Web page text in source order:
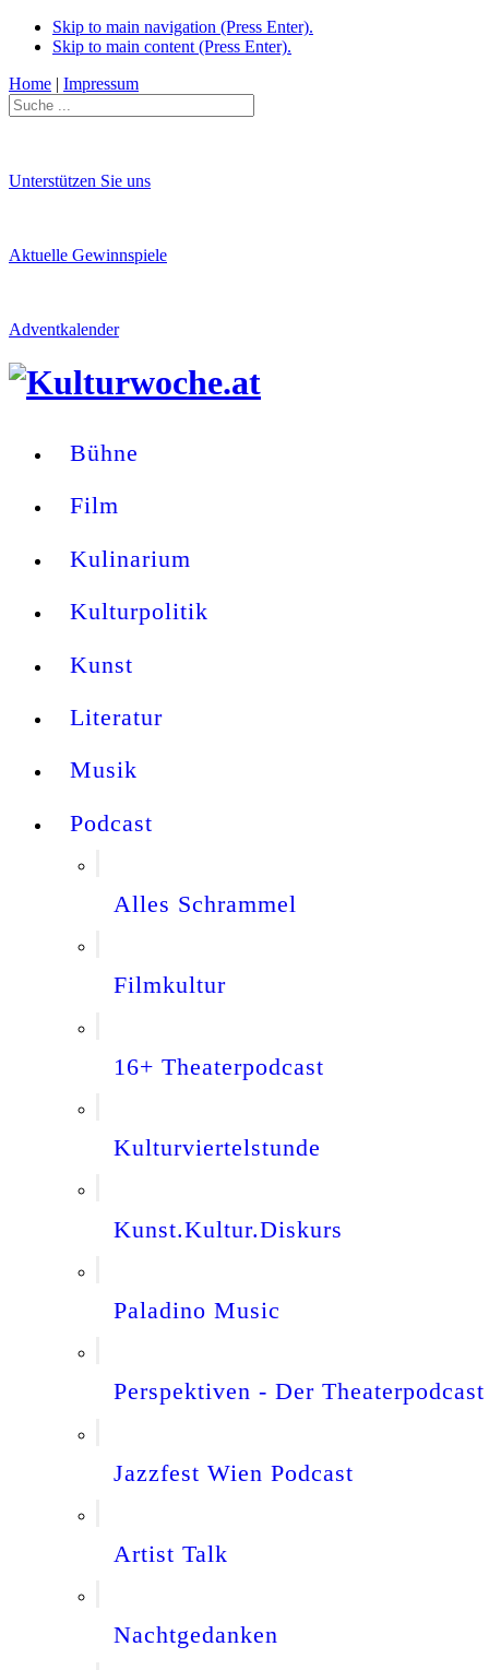
Skip to main navigation (Press Enter).
Skip to main content (Press Enter).
Home | Impressum
Unterstützen Sie uns
Aktuelle Gewinnspiele
Adventkalender
Bühne
Film
Kulinarium
Kulturpolitik
Kunst
Literatur
Musik
Podcast
Alles Schrammel
Filmkultur
16+ Theaterpodcast
Kulturviertelstunde
Kunst.Kultur.Diskurs
Paladino Music
Perspektiven - Der Theaterpodcast
Jazzfest Wien Podcast
Artist Talk
Nachtgedanken